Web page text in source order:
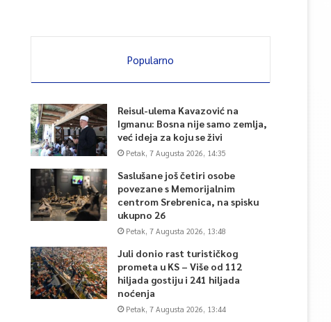
Popularno
Reisul-ulema Kavazović na
Igmanu: Bosna nije samo zemlja,
već ideja za koju se živi
Petak, 7 Augusta 2026, 14:35
Saslušane još četiri osobe
povezane s Memorijalnim
centrom Srebrenica, na spisku
ukupno 26
Petak, 7 Augusta 2026, 13:48
Juli donio rast turističkog
prometa u KS – Više od 112
hiljada gostiju i 241 hiljada
noćenja
Petak, 7 Augusta 2026, 13:44